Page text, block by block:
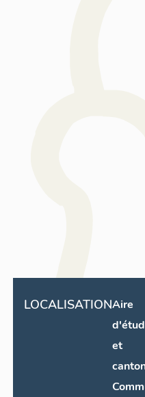
LOCALISATIONAire
et